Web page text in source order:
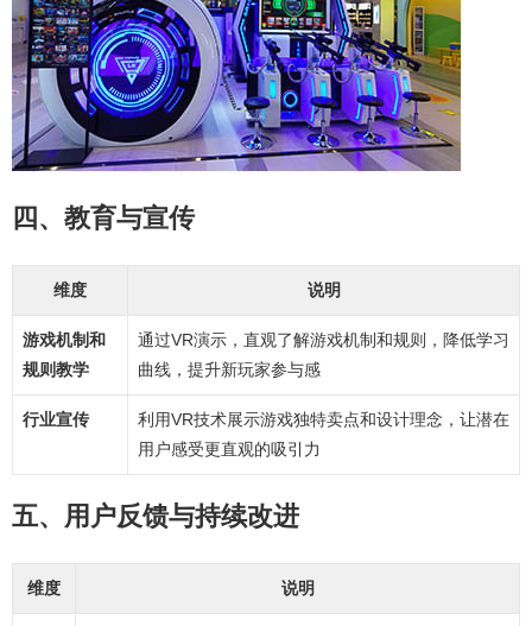
四、教育与宣传
维度 说明
游戏机制和
规则教学
通过VR演示，直观了解游戏机制和规则，降低学习
曲线，提升新玩家参与感
行业宣传
利用VR技术展示游戏独特卖点和设计理念，让潜在
用户感受更直观的吸引力
五、用户反馈与持续改进
维度 说明